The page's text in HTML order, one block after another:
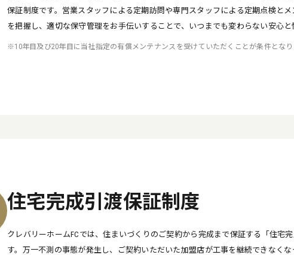
保証制度です。営業スタッフによる定期訪問や専門スタッフによる定期点検と
を把握し、適切な保守管理をお手伝いすることで、いつまでも変わらない安心
※10年目及び20年目に当社指定の有償メンテナンスを受けていただくことが条件とな
住宅完成引渡保証制度
クレバリーホームFCでは、住まいづくりのご契約から完成まで保証する「住宅
す。万一不測の事態が発生し、ご契約いただいた加盟店が工事を継続できなく